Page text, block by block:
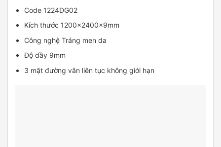
Code 1224DG02
Kích thước 1200x2400x9mm
Công nghệ Tráng men da
Độ dầy 9mm
3 mặt đường vân liên tục không giới hạn